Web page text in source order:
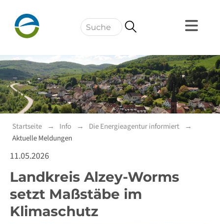
Navigation
Startseite Info
Die Energieagentur informiert
Aktuelle Meldungen
11.05.2026
Landkreis Alzey-Worms
setzt Maßstäbe im
Klimaschutz